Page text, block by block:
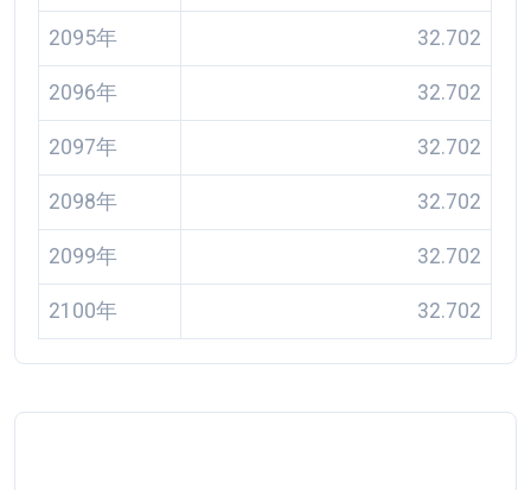
2095年 32.702
2096年 32.702
2097年 32.702
2098年 32.702
2099年 32.702
2100年 32.702